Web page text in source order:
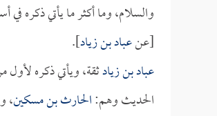
والسلام، وما أكثر ما يأتي ذكره في
[عنعباد بن زياد].
عباد بن زيادثقة، ويأتي ذكره
الحديث وهم:الحارث بن مسكين، و